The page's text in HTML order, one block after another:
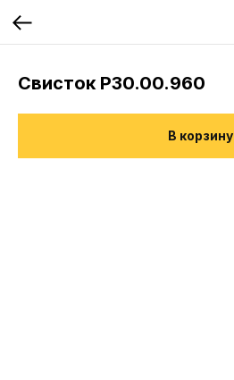
Свисток Р30.00.960
В корзину